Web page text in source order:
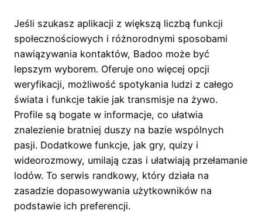
Jeśli szukasz aplikacji z większą liczbą funkcji
społecznościowych i różnorodnymi sposobami
nawiązywania kontaktów, Badoo może być
lepszym wyborem. Oferuje ono więcej opcji
weryfikacji, możliwość spotykania ludzi z całego
świata i funkcje takie jak transmisje na żywo.
Profile są bogate w informacje, co ułatwia
znalezienie bratniej duszy na bazie wspólnych
pasji. Dodatkowe funkcje, jak gry, quizy i
wideorozmowy, umilają czas i ułatwiają przełamanie
lodów. To serwis randkowy, który działa na
zasadzie dopasowywania użytkowników na
podstawie ich preferencji.